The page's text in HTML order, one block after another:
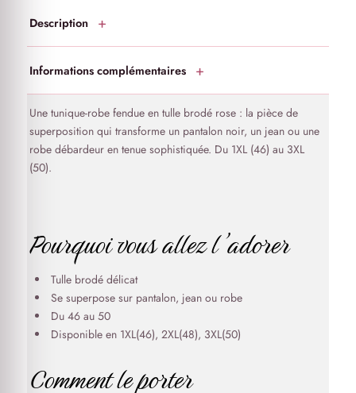
Description
Informations complémentaires
Une tunique-robe fendue en tulle brodé rose : la pièce de
superposition qui transforme un pantalon noir, un jean ou une
robe débardeur en tenue sophistiquée. Du 1XL (46) au 3XL
(50).
Pourquoi vous allez l’adorer
Tulle brodé délicat
Se superpose sur pantalon, jean ou robe
Du 46 au 50
Disponible en 1XL(46), 2XL(48), 3XL(50)
Comment le porter